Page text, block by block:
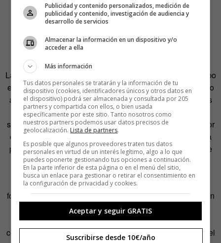
La asamblea constituyente de la cooperativa se llevó a cabo
en diciembre de 2010. 150 personas con el mismo derecho
a voto formaron parte de la misma. Ahora se acercan a los
tres millares de socios y están dando el siguiente paso:
saltar de la mera comercialización de energía generada por
otros a la producción propia. “Es posible poner en marcha
proyectos de generación a partir de fuentes renovables de
manera independiente”, declara Blasco.
Han comenzado con una pequeña planta de energía
fotovoltaica en el techo de una empresa en Lleida. También
están en pleno proceso de creación de una planta de
biogás. “Esta es una pequeña parte del volumen de
consumo de nuestros socios, pero con el tiempo tenemos el
Publicidad y contenido personalizados, medición de
publicidad y contenido, investigación de audiencia y
desarrollo de servicios
Almacenar la información en un dispositivo y/o
acceder a ella
Más información
Tus datos personales se tratarán y la información de tu
dispositivo (cookies, identificadores únicos y otros datos en
el dispositivo) podrá ser almacenada y consultada por 205
partners y compartida con ellos, o bien usada
específicamente por este sitio. Tanto nosotros como
nuestros partners podemos usar datos precisos de
geolocalización. Lista de partners.
Es posible que algunos proveedores traten tus datos
personales en virtud de un interés legítimo, algo a lo que
puedes oponerte gestionando tus opciones a continuación.
En la parte inferior de esta página o en el menú del sitio,
busca un enlace para gestionar o retirar el consentimiento en
la configuración de privacidad y cookies.
Aceptar y seguir GRATIS
Suscribirse desde 10€/año